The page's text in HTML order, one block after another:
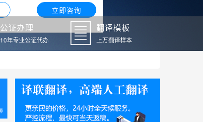
立即咨询
公证办理
10年专业公证代办
翻译模板
上万翻译样本